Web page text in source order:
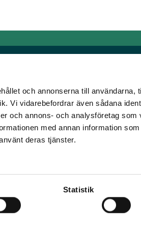
och annonserna till användarna,
Vi vidarebefordrar även sådana
och annons- och analysföretag som
med annan information
deras tjänster.
Statistik
auktionsvillkor